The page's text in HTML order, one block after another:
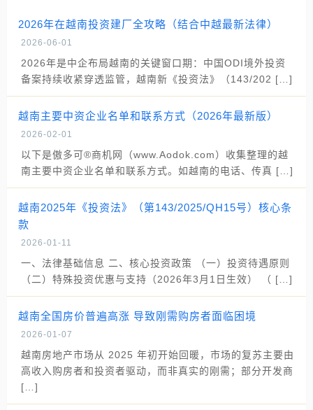
2026年在越南投资建厂全攻略（结合中越最新法律）
2026-06-01
2026年是中企布局越南的关键窗口期：中国ODI境外投资
备案持续收紧穿透监管，越南新《投资法》（143/202 […]
越南主要中资企业名单和联系方式（2026年最新版）
2026-02-01
以下是傲多可®商机网（www.Aodok.com）收集整理的越
南主要中资企业名单和联系方式。如越南的电话、传真 […]
越南2025年《投资法》（第143/2025/QH15号）核心条
款
2026-01-11
一、法律基础信息 二、核心投资政策 （一）投资待遇原则
（二）特殊投资优惠与支持（2026年3月1日生效） （ […]
越南全国房价普遍高涨 导致刚需购房者面临困境
2026-01-07
越南房地产市场从 2025 年初开始回暖，市场的复苏主要由
高收入购房者和投资者驱动，而非真实的刚需；部分开发商
[…]